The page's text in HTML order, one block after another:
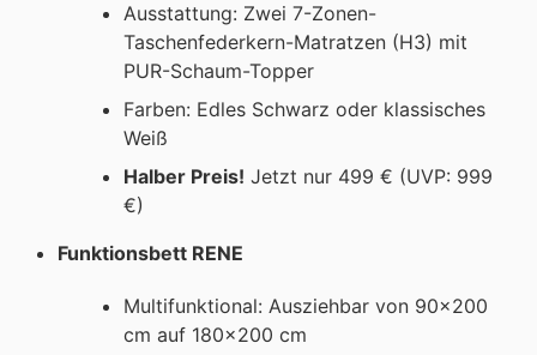
Ausstattung: Zwei 7-Zonen-
Taschenfederkern-Matratzen (H3) mit
PUR-Schaum-Topper
Farben: Edles Schwarz oder klassisches
Weiß
Halber Preis! Jetzt nur 499 € (UVP: 999
€)
Funktionsbett RENE
Multifunktional: Ausziehbar von 90x200
cm auf 180x200 cm